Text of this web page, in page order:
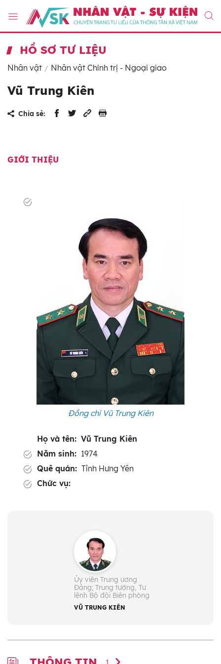
HỒ SƠ TƯ LIỆU
Nhân vật Nhân vật Chính trị - Ngoại giao
Vũ Trung Kiên
Chia sẻ:
GIỚI THIỆU
Đồng chí Vũ Trung Kiên
Họ và tên: Vũ Trung Kiên
Năm sinh: 1974
Quê quán: Tỉnh Hưng Yên
Chức vụ:
Ủy viên Trung ương
Đảng; Trung tướng, Tư
lệnh Bộ đội Biên phòng
VŨ TRUNG KIÊN